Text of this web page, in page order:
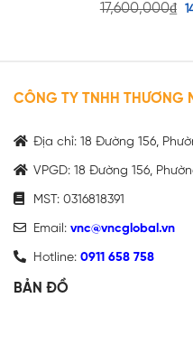
17,600,000₫
CÔNG TY TNHH THƯƠNG
Địa chỉ: 18 Đường 156,
VPGD: 18 Đường 156,
MST: 0316818391
Email: vnc@vncglobal.vn
Hotline: 0911 658 758
BẢN ĐỒ